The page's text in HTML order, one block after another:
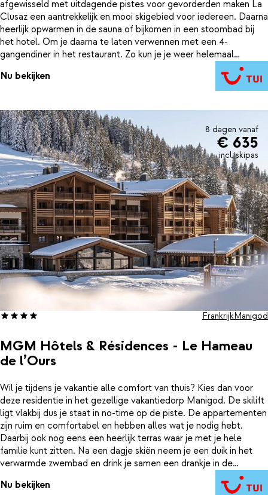
afgewisseld met uitdagende pistes voor gevorderden maken La
Clusaz een aantrekkelijk en mooi skigebied voor iedereen. Daarna
heerlijk opwarmen in de sauna of bijkomen in een stoombad bij
het hotel. Om je daarna te laten verwennen met een 4-
gangendiner in het restaurant. Zo kun je je weer helemaal
opladen voor de volgende sportieve dag op de pistes. En dit
alles op maar 100 meter van de gezellige bars en winkeltjes die je
Nu bekijken
8 dagen vanaf
€ 635
incl. skipas
MGM Hôtels & Résidences - Le Hameau
de l’Ours
FrankrijkManigod
Wil je tijdens je vakantie alle comfort van thuis? Kies dan voor
deze residentie in het gezellige vakantiedorp Manigod. De skilift
ligt vlakbij dus je staat in no-time op de piste. De appartementen
zijn ruim en comfortabel en hebben alles wat je nodig hebt.
Daarbij ook nog eens een heerlijk terras waar je met je hele
familie kunt zitten. Na een dagje skiën neem je een duik in het
verwarmde zwembad en drink je samen een drankje in de
gezellige loungebar voor de open haard. In je appartement heb
je alle faciliteiten om een lekker maaltijd te koken. Een ideale
Nu bekijken